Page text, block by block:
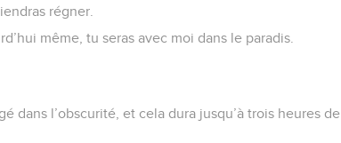
régner.
même, tu seras avec moi dans le paradis.
dans l’obscurité, et cela dura jusqu’à trois heures de